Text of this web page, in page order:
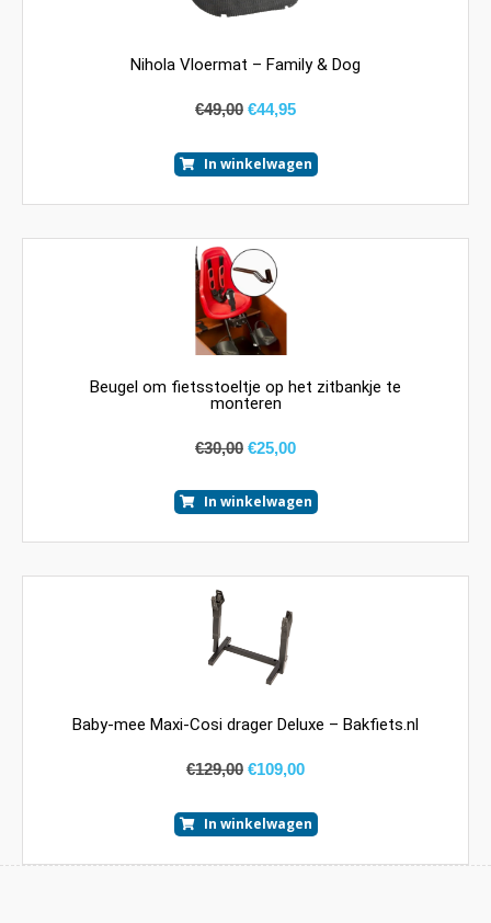
Nihola Vloermat – Family & Dog
€49,00 €44,95
In winkelwagen
Beugel om fietsstoeltje op het zitbankje te
monteren
€30,00 €25,00
In winkelwagen
Baby-mee Maxi-Cosi drager Deluxe – Bakfiets.nl
€129,00 €109,00
In winkelwagen